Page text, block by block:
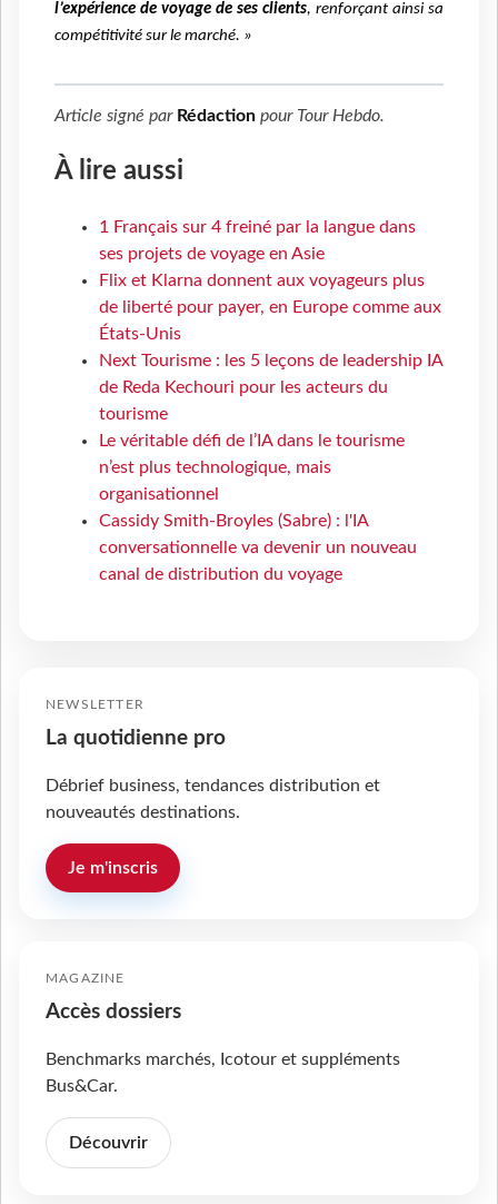
l’expérience de voyage de ses clients, renforçant ainsi sa
compétitivité sur le marché. »
Article signé par Rédaction pour Tour Hebdo.
À lire aussi
1 Français sur 4 freiné par la langue dans
ses projets de voyage en Asie
Flix et Klarna donnent aux voyageurs plus
de liberté pour payer, en Europe comme aux
États-Unis
Next Tourisme : les 5 leçons de leadership IA
de Reda Kechouri pour les acteurs du
tourisme
Le véritable défi de l’IA dans le tourisme
n’est plus technologique, mais
organisationnel
Cassidy Smith-Broyles (Sabre) : l'IA
conversationnelle va devenir un nouveau
canal de distribution du voyage
NEWSLETTER
La quotidienne pro
Débrief business, tendances distribution et
nouveautés destinations.
Je m'inscris
MAGAZINE
Accès dossiers
Benchmarks marchés, Icotour et suppléments
Bus&Car.
Découvrir